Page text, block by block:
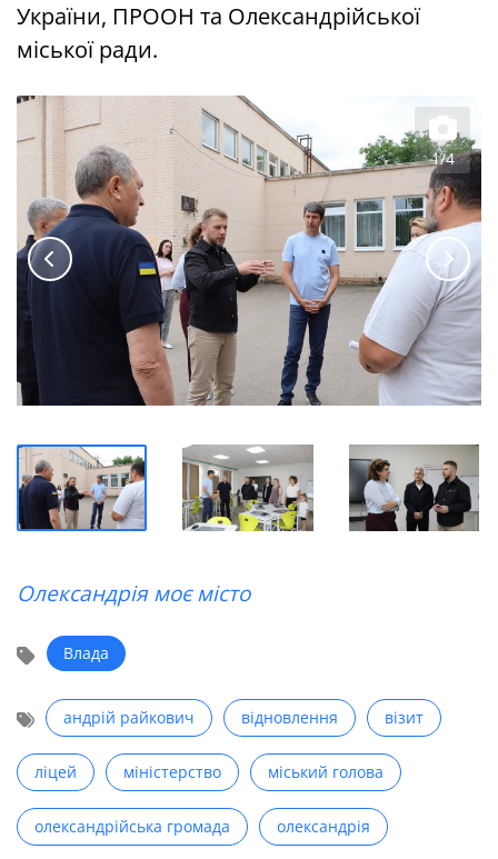
України, ПРООН та Олександрійської
міської ради.
1/4
Олександрія моє місто
Влада
андрій райкович відновлення візит
ліцей міністерство міський голова
олександрійська громада олександрія